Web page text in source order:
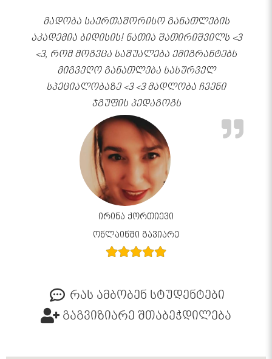
მადობა საერთაშორისო განათლების
აკადემია ბიდისის! ნათია შათირიშვილს <3
<3, რომ მოგვცა საშუალება ემიგრანტებს
მიგვეღო განათლება სასურველ
სპეციალობაზე <3 <3 მადლობა ჩვენი
ჯგუფის პედაგოგს
ირინა ქორთიევი
ონლაინში გავიარე
რას ამბობენ სტუდენტები
გაგვიზიარე შთაბეჭდილება